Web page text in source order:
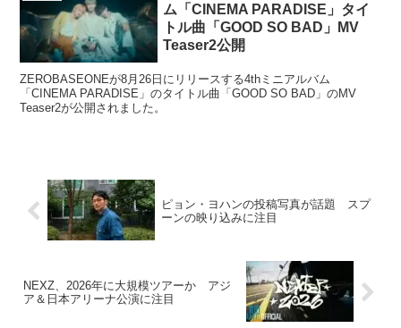
ム「CINEMA PARADISE」タイ
トル曲「GOOD SO BAD」MV
Teaser2公開
ZEROBASEONEが8月26日にリリースする4thミニアルバム
「CINEMA PARADISE」のタイトル曲「GOOD SO BAD」のMV
Teaser2が公開されました。
ピョン・ヨハンの投稿写真が話題 スプ
ーンの映り込みに注目
NEXZ、2026年に大規模ツアーか アジ
ア＆日本アリーナ公演に注目